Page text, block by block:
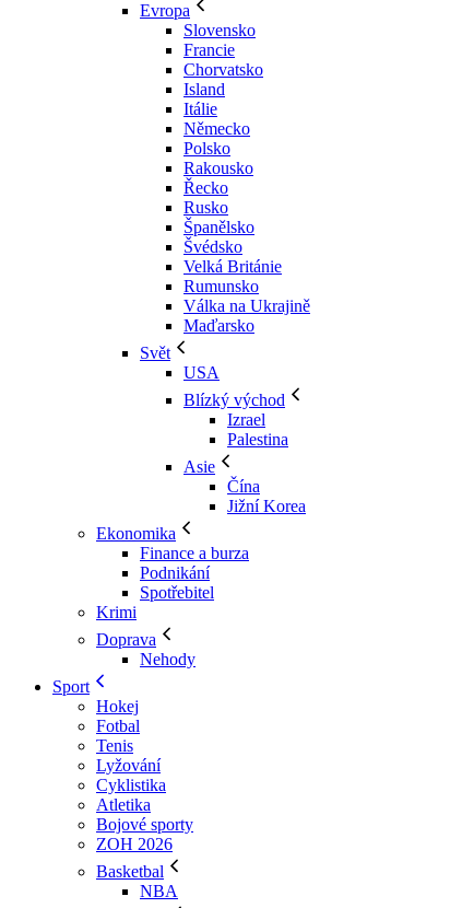
Evropa
Slovensko
Francie
Chorvatsko
Island
Itálie
Německo
Polsko
Rakousko
Řecko
Rusko
Španělsko
Švédsko
Velká Británie
Rumunsko
Válka na Ukrajině
Maďarsko
Svět
USA
Blízký východ
Izrael
Palestina
Asie
Čína
Jižní Korea
Ekonomika
Finance a burza
Podnikání
Spotřebitel
Krimi
Doprava
Nehody
Sport
Hokej
Fotbal
Tenis
Lyžování
Cyklistika
Atletika
Bojové sporty
ZOH 2026
Basketbal
NBA